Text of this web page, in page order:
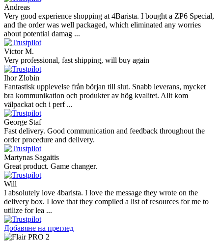
Andreas
Very good experience shopping at 4Barista. I bought a ZP6 Special,
and the order was well packaged, which eliminated any worries
about potential damag ...
Victor M.
Very professional, fast shipping, will buy again
Ihor Zlobin
Fantastisk upplevelse från början till slut. Snabb leverans, mycket
bra kommunikation och produkter av hög kvalitet. Allt kom
välpackat och i perf ...
George Staf
Fast delivery. Good communication and feedback throughout the
order procedure and delivery.
Martynas Sagaitis
Great product. Game changer.
Will
I absolutely love 4barista. I love the message they wrote on the
delivery box. I love that they compiled a list of resources for me to
utilize for lea ...
Добавяне на преглед